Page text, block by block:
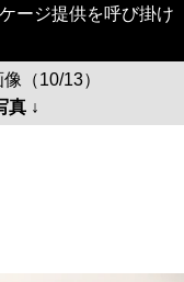
ージ提供を呼び掛け
（10/13）
真 ↓